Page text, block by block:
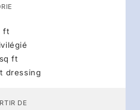
ft
ft
dressing
DE